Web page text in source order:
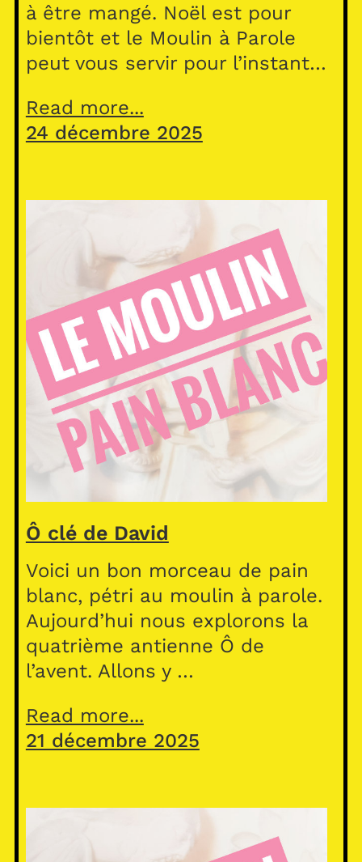
à être mangé. Noël est pour
bientôt et le Moulin à Parole
peut vous servir pour l’instant…
Read more...
24 décembre 2025
Ô clé de David
Voici un bon morceau de pain
blanc, pétri au moulin à parole.
Aujourd’hui nous explorons la
quatrième antienne Ô de
l’avent. Allons y …
Read more...
21 décembre 2025